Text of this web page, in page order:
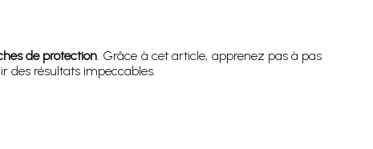
de protection. Grâce à cet article, apprenez pas à pas
des résultats impeccables.